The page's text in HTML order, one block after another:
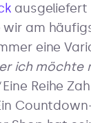
ausgeliefert
wir am
eine
ich möchte
Eine Reihe